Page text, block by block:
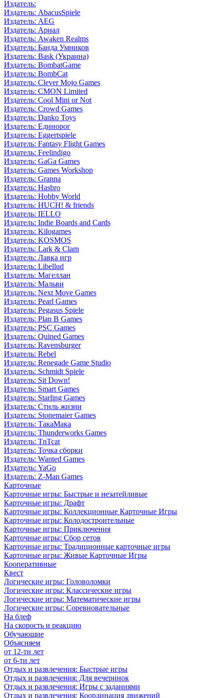
Издатель:
Издатель: AbacusSpiele
Издатель: AEG
Издатель: Ариал
Издатель: Awaken Realms
Издатель: Банда Умников
Издатель: Bask (Украина)
Издатель: BombatGame
Издатель: BombCat
Издатель: Clever Mojo Games
Издатель: CMON Limited
Издатель: Cool Mini or Not
Издатель: Crowd Games
Издатель: Danko Toys
Издатель: Единорог
Издатель: Eggertspiele
Издатель: Fantasy Flight Games
Издатель: Feelindigo
Издатель: GaGa Games
Издатель: Games Workshop
Издатель: Granna
Издатель: Hasbro
Издатель: Hobby World
Издатель: HUCH! & friends
Издатель: IELLO
Издатель: Indie Boards and Cards
Издатель: Kilogames
Издатель: KOSMOS
Издатель: Lark & Clam
Издатель: Лавка игр
Издатель: Libellud
Издатель: Магеллан
Издатель: Мальви
Издатель: Next Move Games
Издатель: Pearl Games
Издатель: Pegasus Spiele
Издатель: Plan B Games
Издатель: PSC Games
Издатель: Quined Games
Издатель: Ravensburger
Издатель: Rebel
Издатель: Renegade Game Studio
Издатель: Schmidt Spiele
Издатель: Sit Down!
Издатель: Smart Games
Издатель: Starling Games
Издатель: Стиль жизни
Издатель: Stonemaier Games
Издатель: ТакаМака
Издатель: Thunderworks Games
Издатель: TnTcat
Издатель: Точка сборки
Издатель: Wanted Games
Издатель: YaGo
Издатель: Z-Man Games
Карточные
Карточные игры: Быстрые и незатейливые
Карточные игры: Драфт
Карточные игры: Коллекционные Карточные Игры
Карточные игры: Колодостроительные
Карточные игры: Приключения
Карточные игры: Сбор сетов
Карточные игры: Традиционные карточные игры
Карточные игры: Живые Карточные Игры
Кооперативные
Квест
Логические игры: Головоломки
Логические игры: Классические игры
Логические игры: Математические игры
Логические игры: Соревновательные
На блеф
На скорость и реакцию
Обучающие
Объясняем
от 12-ти лет
от 6-ти лет
Отдых и развлечения: Быстрые игры
Отдых и развлечения: Для вечеринок
Отдых и развлечения: Игры с заданиями
Отдых и развлечения: Координация движений